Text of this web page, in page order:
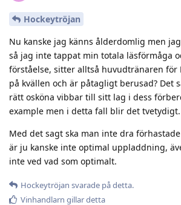
Hockeytröjan
Nu kanske jag känns ålderdomlig men
så jag inte tappat min totala läsförmåga
förståelse, sitter alltså huvudtränaren för
på kvällen och är påtagligt berusad? Det
rätt osköna vibbar till sitt lag i dess
example men i detta fall blir det tvetydigt.
Med det sagt ska man inte dra
är ju kanske inte optimal uppladdning,
inte ved vad som optimalt.
Hockeytröjan svarade på detta.
Vinhandlarn gillar detta